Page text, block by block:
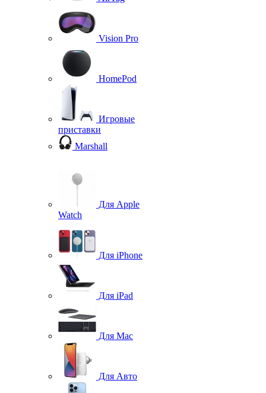
Vision Pro
HomePod
Игровые
приставки
Marshall
Для Apple
Watch
Для iPhone
Для iPad
Для Mac
Для Авто